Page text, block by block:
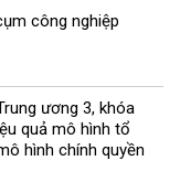
công nghiệp
ương 3, khóa
quả mô hình tổ
hình chính quyền